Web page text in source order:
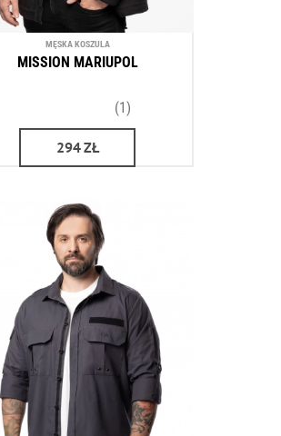
MĘSKA KOSZULA
MISSION MARIUPOL
(1)
294ZŁ